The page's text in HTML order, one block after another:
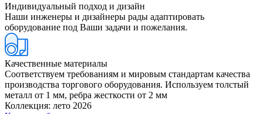
Индивидуальный подход и дизайн
Наши инженеры и дизайнеры рады адаптировать
оборудование под Ваши задачи и пожелания.
Качественные материалы
Соответствуем требованиям и мировым стандартам качества
производства торгового оборудования. Используем толстый
металл от 1 мм, ребра жесткости от 2 мм
Коллекция: лето 2026